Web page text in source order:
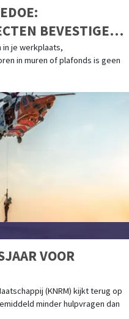
BEVESTIGEN
in je werkplaats,
in muren of plafonds is geen
VOOR
(KNRM) kijkt terug op
minder hulpvragen dan